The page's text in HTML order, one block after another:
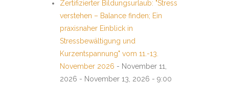
Zertifizierter Bildungsurlaub: "Stress
verstehen – Balance finden; Ein
praxisnaher Einblick in
Stressbewältigung und
Kurzentspannung" vom 11.-13.
November 2026 - November 11,
2026 - November 13, 2026 - 9:00